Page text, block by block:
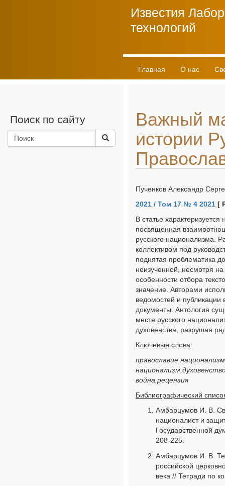
Известия
технологий
Главная О нас
Поиск по сайту
Важный
истории
Пученков Александр
2021 / Том 17 № 4 2021 [
В статье
посвященная
русского национализма.
коллективом под
поднятая проблематика
неизученной, несмотря
особенности отбора
значение. Авторами
ведомостей и публикации
документы. Антология
месте русского
духовенства, разрушая
Ключевые слова:
война,рецензия
Библиографический
Амбарцумов И. В.
националист и
Государственной
208-225.
Амбарцумов И. В.
российской
века // Тетради по